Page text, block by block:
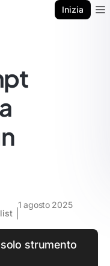
Inizia
1 agosto 2025
strumento